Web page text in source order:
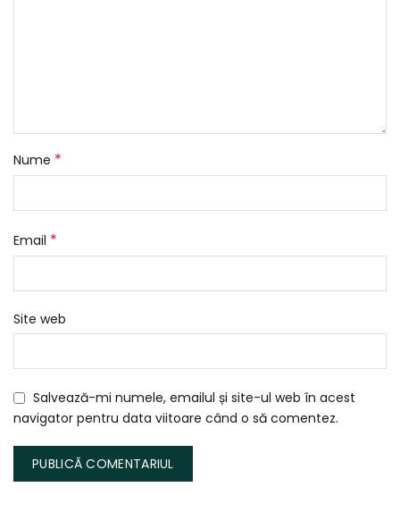
Nume *
Email *
Site web
Salvează-mi numele, emailul și site-ul web în acest
navigator pentru data viitoare când o să comentez.